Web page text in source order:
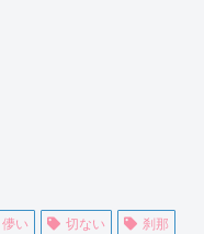
儚い 切ない
刹那